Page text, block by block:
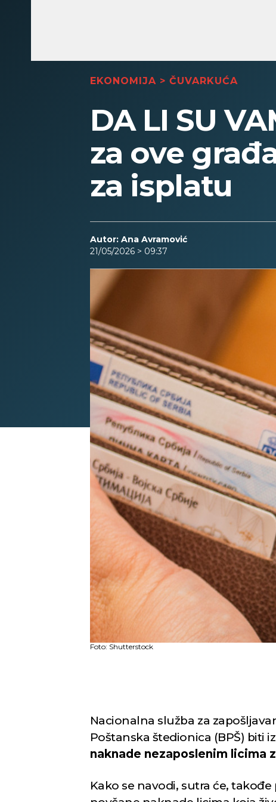
EKONOMIJA> ČUVARKUĆA
DA LI SU
za ove
za isplatu
Autor: Ana Avramović
21/05/2026 > 09:37
Foto: Shutterstock
Nacionalna služba za
Poštanska štedionica (BPŠ) biti
naknade nezaposlenim licima
Kako se navodi, sutra će,